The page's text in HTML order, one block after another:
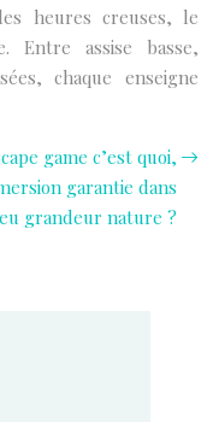
heures creuses, le
Entre assise basse,
chaque enseigne
game c’est quoi,
garantie dans
grandeur nature ?